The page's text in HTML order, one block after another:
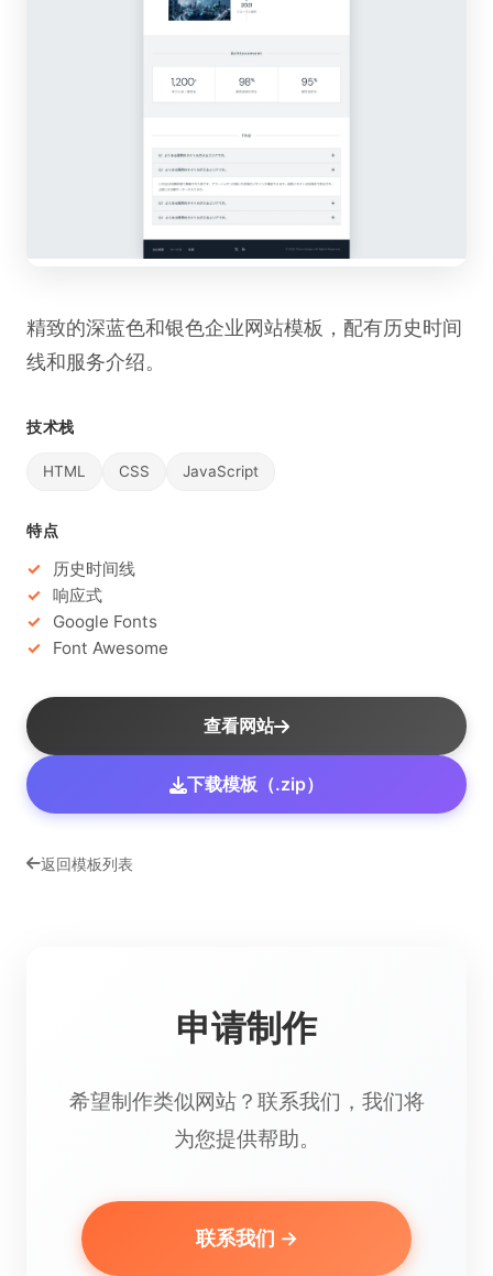
精致的深蓝色和银色企业网站模板，配有历史时间
线和服务介绍。
技术栈
HTML CSS JavaScript
特点
历史时间线
响应式
Google Fonts
Font Awesome
查看网站
下载模板（.zip）
返回模板列表
申请制作
希望制作类似网站？联系我们，我们将
为您提供帮助。
联系我们 →